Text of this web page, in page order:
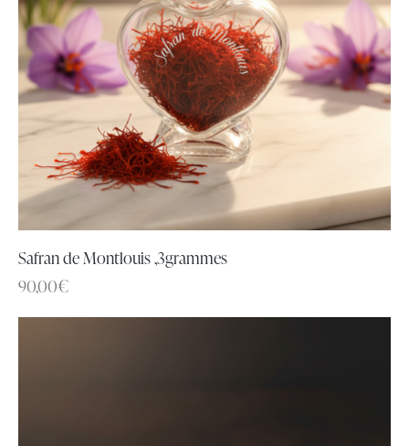
Safran de Montlouis ,3grammes
90,00€